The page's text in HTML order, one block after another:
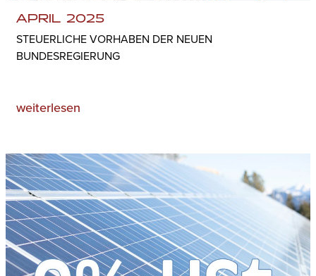
APRIL 2025
STEUERLICHE VORHABEN DER NEUEN
BUNDESREGIERUNG
weiterlesen